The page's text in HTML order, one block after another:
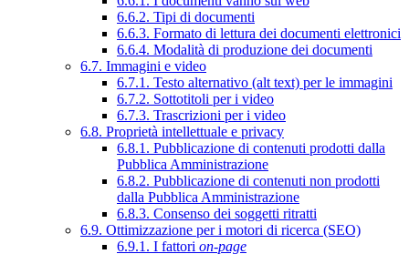
6.6.2. Tipi di documenti
6.6.3. Formato di lettura dei documenti elettronici
6.6.4. Modalità di produzione dei documenti
6.7. Immagini e video
6.7.1. Testo alternativo (alt text) per le immagini
6.7.2. Sottotitoli per i video
6.7.3. Trascrizioni per i video
6.8. Proprietà intellettuale e privacy
6.8.1. Pubblicazione di contenuti prodotti dalla
Pubblica Amministrazione
6.8.2. Pubblicazione di contenuti non prodotti
dalla Pubblica Amministrazione
6.8.3. Consenso dei soggetti ritratti
6.9. Ottimizzazione per i motori di ricerca (SEO)
6.9.1. I fattori on-page